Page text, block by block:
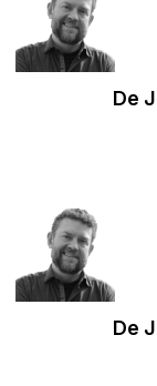
De
De